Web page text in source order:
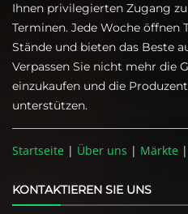
Ihnen privilegierten Zugang
Terminen. Jede Woche öffnen
Stände und bieten das Beste
Verpassen Sie nicht mehr die
einzukaufen und die
unterstützen.
Startseite | Über uns | Märkte |
KONTAKTIEREN SIE UNS